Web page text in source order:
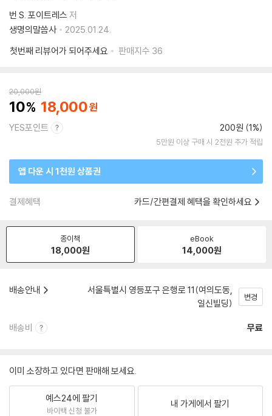
번 S. 포이트레스 저
생명의말씀사
2025.01.24.
첫번째 리뷰어가 되어주세요
판매지수 36
20,000원
10 18,000
YES포인트 200원 (1%)
5만원 이상 구매 시 2천원 추가 적립
앱 다운 시 1천원 상품권
결제혜택 카드/간편결제 혜택을 확인하세요
종이책
18,000원
eBook
14,000원
배송안내
서울특별시 영등포구 은행로 11(여의도동,
일신빌딩)
변경
배송비 무료
이미 소장하고 있다면 판매해 보세요.
예스24에 팔기
바이백 신청 불가
내 가게에서 팔기